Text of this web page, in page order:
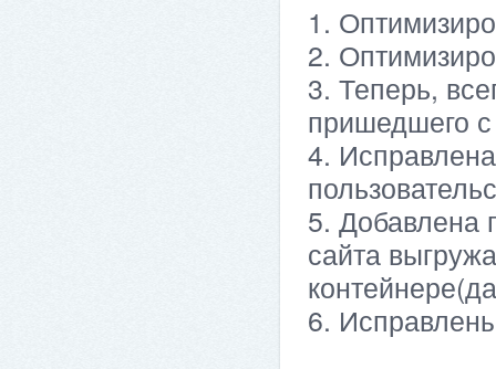
1.
2.
3. Теперь,
пришедшего с
4.
5. Добавлена
сайта
6.